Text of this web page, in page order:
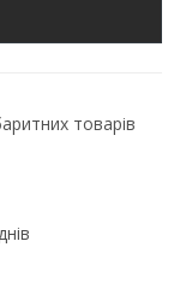
товарів